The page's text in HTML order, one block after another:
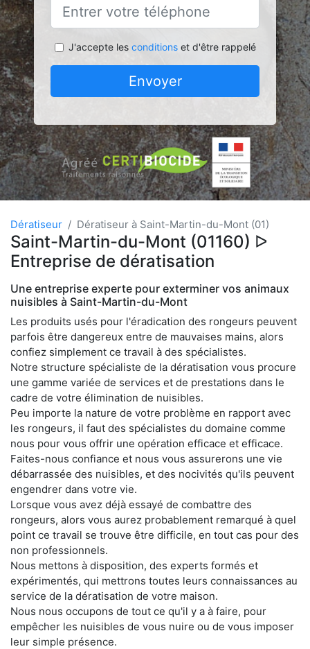
J'accepte les conditionset d'être rappelé
Envoyer
Dératiseur Dératiseur à Saint-Martin-du-Mont (01)
Saint-Martin-du-Mont (01160) ᐅ
Entreprise de dératisation
Une entreprise experte pour exterminer vos animaux
nuisibles à Saint-Martin-du-Mont
Les produits usés pour l'éradication des rongeurs peuvent
parfois être dangereux entre de mauvaises mains, alors
confiez simplement ce travail à des spécialistes.
Notre structure spécialiste de la dératisation vous procure
une gamme variée de services et de prestations dans le
cadre de votre élimination de nuisibles.
Peu importe la nature de votre problème en rapport avec
les rongeurs, il faut des spécialistes du domaine comme
nous pour vous offrir une opération efficace et efficace.
Faites-nous confiance et nous vous assurerons une vie
débarrassée des nuisibles, et des nocivités qu'ils peuvent
engendrer dans votre vie.
Lorsque vous avez déjà essayé de combattre des
rongeurs, alors vous aurez probablement remarqué à quel
point ce travail se trouve être difficile, en tout cas pour des
non professionnels.
Nous mettons à disposition, des experts formés et
expérimentés, qui mettrons toutes leurs connaissances au
service de la dératisation de votre maison.
Nous nous occupons de tout ce qu'il y a à faire, pour
empêcher les nuisibles de vous nuire ou de vous imposer
leur simple présence.